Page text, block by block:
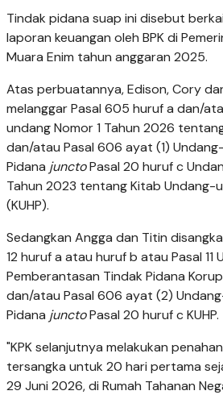
Tindak pidana suap ini disebut
laporan keuangan oleh BPK di
Muara Enim tahun anggaran 2025.
Atas perbuatannya, Edison, Cory
melanggar Pasal 605 huruf a dan/
undang Nomor 1 Tahun 2026
dan/atau Pasal 606 ayat (1)
Pidana junctoPasal 20 huruf c
Tahun 2023 tentang Kitab Undang-
(KUHP).
Sedangkan Angga dan Titin
12 huruf a atau huruf b atau Pasal 11
Pemberantasan Tindak Pidana
dan/atau Pasal 606 ayat (2)
Pidana junctoPasal 20 huruf c KUHP.
"KPK selanjutnya melakukan
tersangka untuk 20 hari pertama
29 Juni 2026, di Rumah Tahanan